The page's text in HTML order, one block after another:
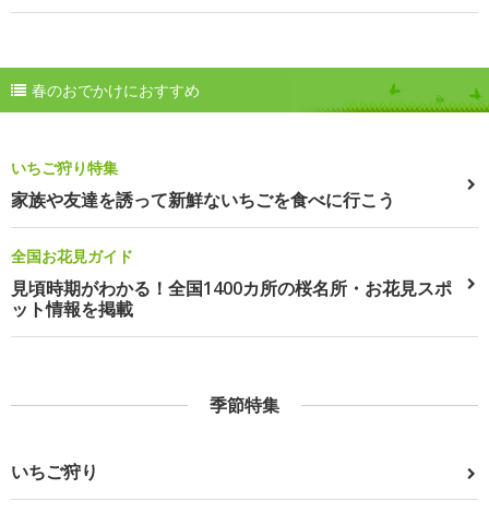
春のおでかけにおすすめ
いちご狩り特集
家族や友達を誘って新鮮ないちごを食べに行こう
全国お花見ガイド
見頃時期がわかる！全国1400カ所の桜名所・お花見スポ
ット情報を掲載
季節特集
いちご狩り